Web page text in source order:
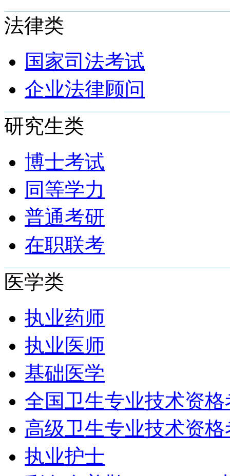
法律类
国家司法考试
企业法律顾问
研究生类
博士考试
同等学力
普通考研
在职联考
医学类
执业药师
执业医师
基础医学
全国卫生专业技术资
高级卫生专业技术资格
执业护士